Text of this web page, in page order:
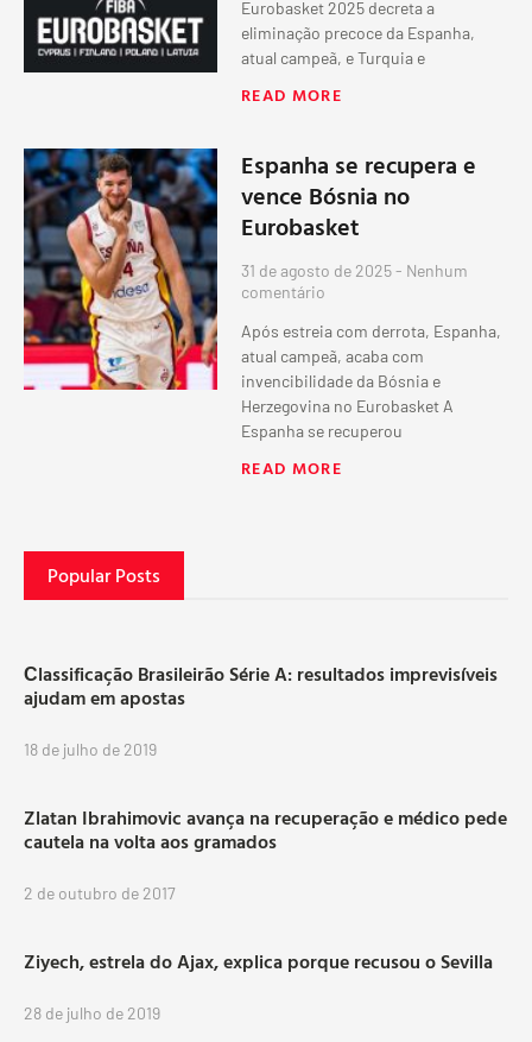
Eurobasket 2025 decreta a
eliminação precoce da Espanha,
atual campeã, e Turquia e
READ MORE
Espanha se recupera e
vence Bósnia no
Eurobasket
31 de agosto de 2025 Nenhum
comentário
Após estreia com derrota, Espanha,
atual campeã, acaba com
invencibilidade da Bósnia e
Herzegovina no Eurobasket A
Espanha se recuperou
READ MORE
Popular Posts
Сlassificação Brasileirão Série A: resultados imprevisíveis
ajudam em apostas
18 de julho de 2019
Zlatan Ibrahimovic avança na recuperação e médico pede
cautela na volta aos gramados
2 de outubro de 2017
Ziyech, estrela do Ajax, explica porque recusou o Sevilla
28 de julho de 2019